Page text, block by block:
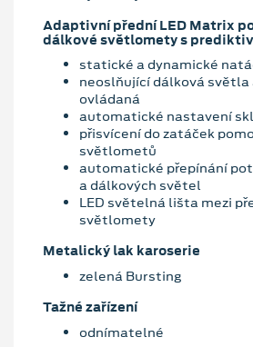
Adaptivní přední LED Matrix
dálkové světlomety s
statické a dynamické
neoslňující dálková
ovládaná
automatické nastavení
přisvícení do zatáček
světlometů
automatické přepínání
a dálkových světel
LED světelná lišta mezi
světlomety
Metalický lak karoserie
zelená Bursting
Tažné zařízení
odnímatelné